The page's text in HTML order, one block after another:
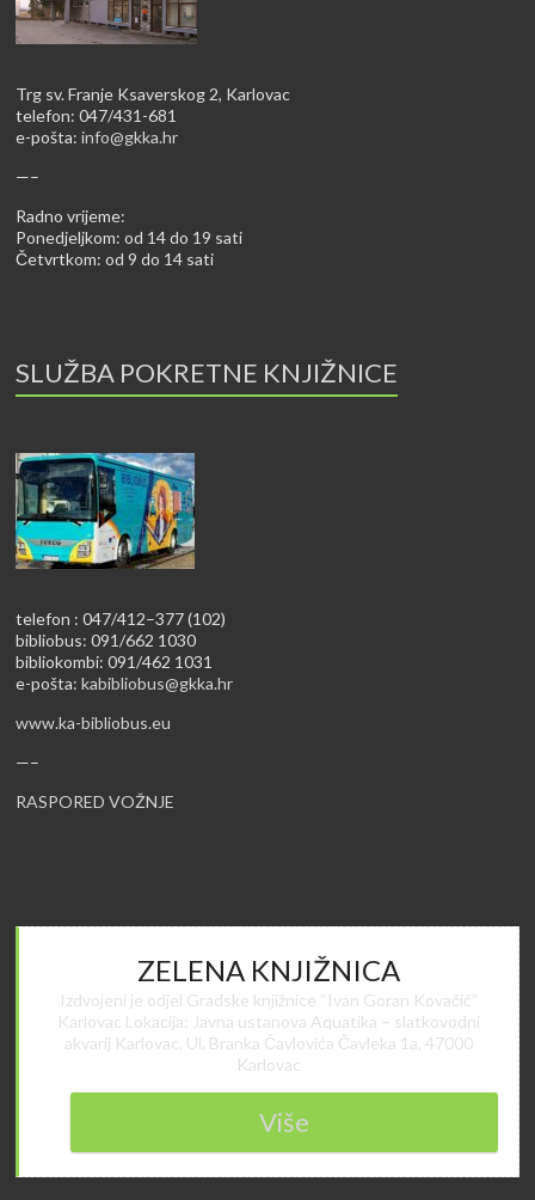
Trg sv. Franje Ksaverskog 2, Karlovac
telefon: 047/431-681
e-pošta:info@gkka.hr
—–
Radno vrijeme:
Ponedjeljkom: od 14 do 19 sati
Četvrtkom: od 9 do 14 sati
SLUŽBA POKRETNE KNJIŽNICE
telefon : 047/412–377 (102)
bibliobus: 091/662 1030
bibliokombi: 091/462 1031
e-pošta:kabibliobus@gkka.hr
www.ka-bibliobus.eu
—–
RASPORED VOŽNJE
ZELENA KNJIŽNICA
Izdvojeni je odjel Gradske knjižnice “Ivan Goran Kovačić”
Karlovac Lokacija: Javna ustanova Aquatika – slatkovodni
akvarij Karlovac, Ul. Branka Čavlovića Čavleka 1a, 47000
Karlovac
Više